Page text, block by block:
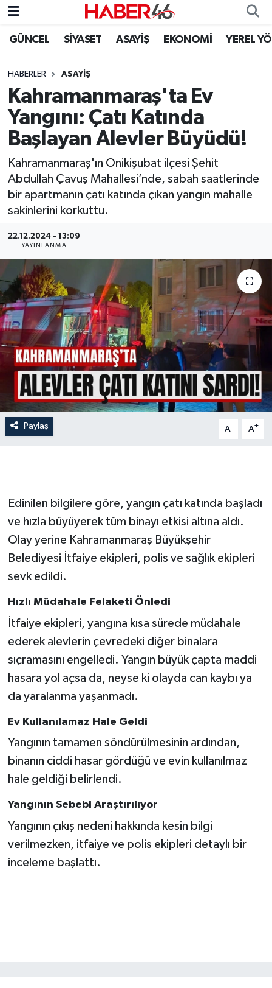
GÜNCEL SİYASET ASAYİŞ EKONOMİ YEREL
HABERLER ASAYİŞ
Kahramanmaraş'ta Ev
Yangını: Çatı Katında
Başlayan Alevler Büyüdü!
Kahramanmaraş'ın Onikişubat ilçesi Şehit
Abdullah Çavuş Mahallesi’nde, sabah saatlerinde
bir apartmanın çatı katında çıkan yangın mahalle
sakinlerini korkuttu.
22.12.2024 - 13:09
YAYINLANMA
Paylaş A- A+
Edinilen bilgilere göre, yangın çatı katında başladı
ve hızla büyüyerek tüm binayı etkisi altına aldı.
Olay yerine Kahramanmaraş Büyükşehir
Belediyesi İtfaiye ekipleri, polis ve sağlık ekipleri
sevk edildi.
Hızlı Müdahale Felaketi Önledi
İtfaiye ekipleri, yangına kısa sürede müdahale
ederek alevlerin çevredeki diğer binalara
sıçramasını engelledi. Yangın büyük çapta maddi
hasara yol açsa da, neyse ki olayda can kaybı ya
da yaralanma yaşanmadı.
Ev Kullanılamaz Hale Geldi
Yangının tamamen söndürülmesinin ardından,
binanın ciddi hasar gördüğü ve evin kullanılmaz
hale geldiği belirlendi.
Yangının Sebebi Araştırılıyor
Yangının çıkış nedeni hakkında kesin bilgi
verilmezken, itfaiye ve polis ekipleri detaylı bir
inceleme başlattı.
GÜNCEL
SİYASET
SPOR
YAŞAM
TEKNOLOJİ
SAĞLIK
EĞİTİM
İLÇE HABERLERİ
KÜLTÜR-SANAT
KSÜ
DÜNYA
ROPORTAJ
YEREL YÖNETİM
MEDYA
SEÇİM 2011
ÜÇÜNCÜ SAYFA
BİLİMNET
Yemek
SİVİL TOPLUM
KİM KİMDİR
KİTAP
HEDEF2020
Nöbetçi Eczaneler
Hava Durumu
Kahramanmaraş Namaz Vakitleri
Trafik Durumu
Süper Lig Puan Durumu ve Fikstür
Tüm Manşetler
Son Dakika Haberleri
Haber Arşivi